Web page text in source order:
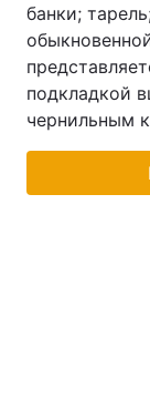
банки;
подкладкой
чернильным